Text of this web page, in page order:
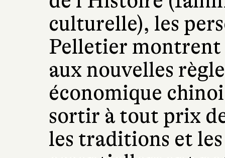
culturelle), les
Pelletier montrent
aux nouvelles
économique
sortir à tout prix
les traditions et